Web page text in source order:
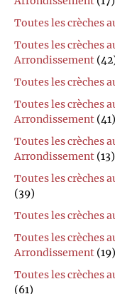
Toutes les crèches
Toutes les crèches
Arrondissement
Toutes les crèches
Toutes les crèches
Arrondissement (41)
Toutes les crèches
Arrondissement (13)
Toutes les crèches
(39)
Toutes les crèches
Toutes les crèches
Arrondissement (19)
Toutes les crèches
(61)